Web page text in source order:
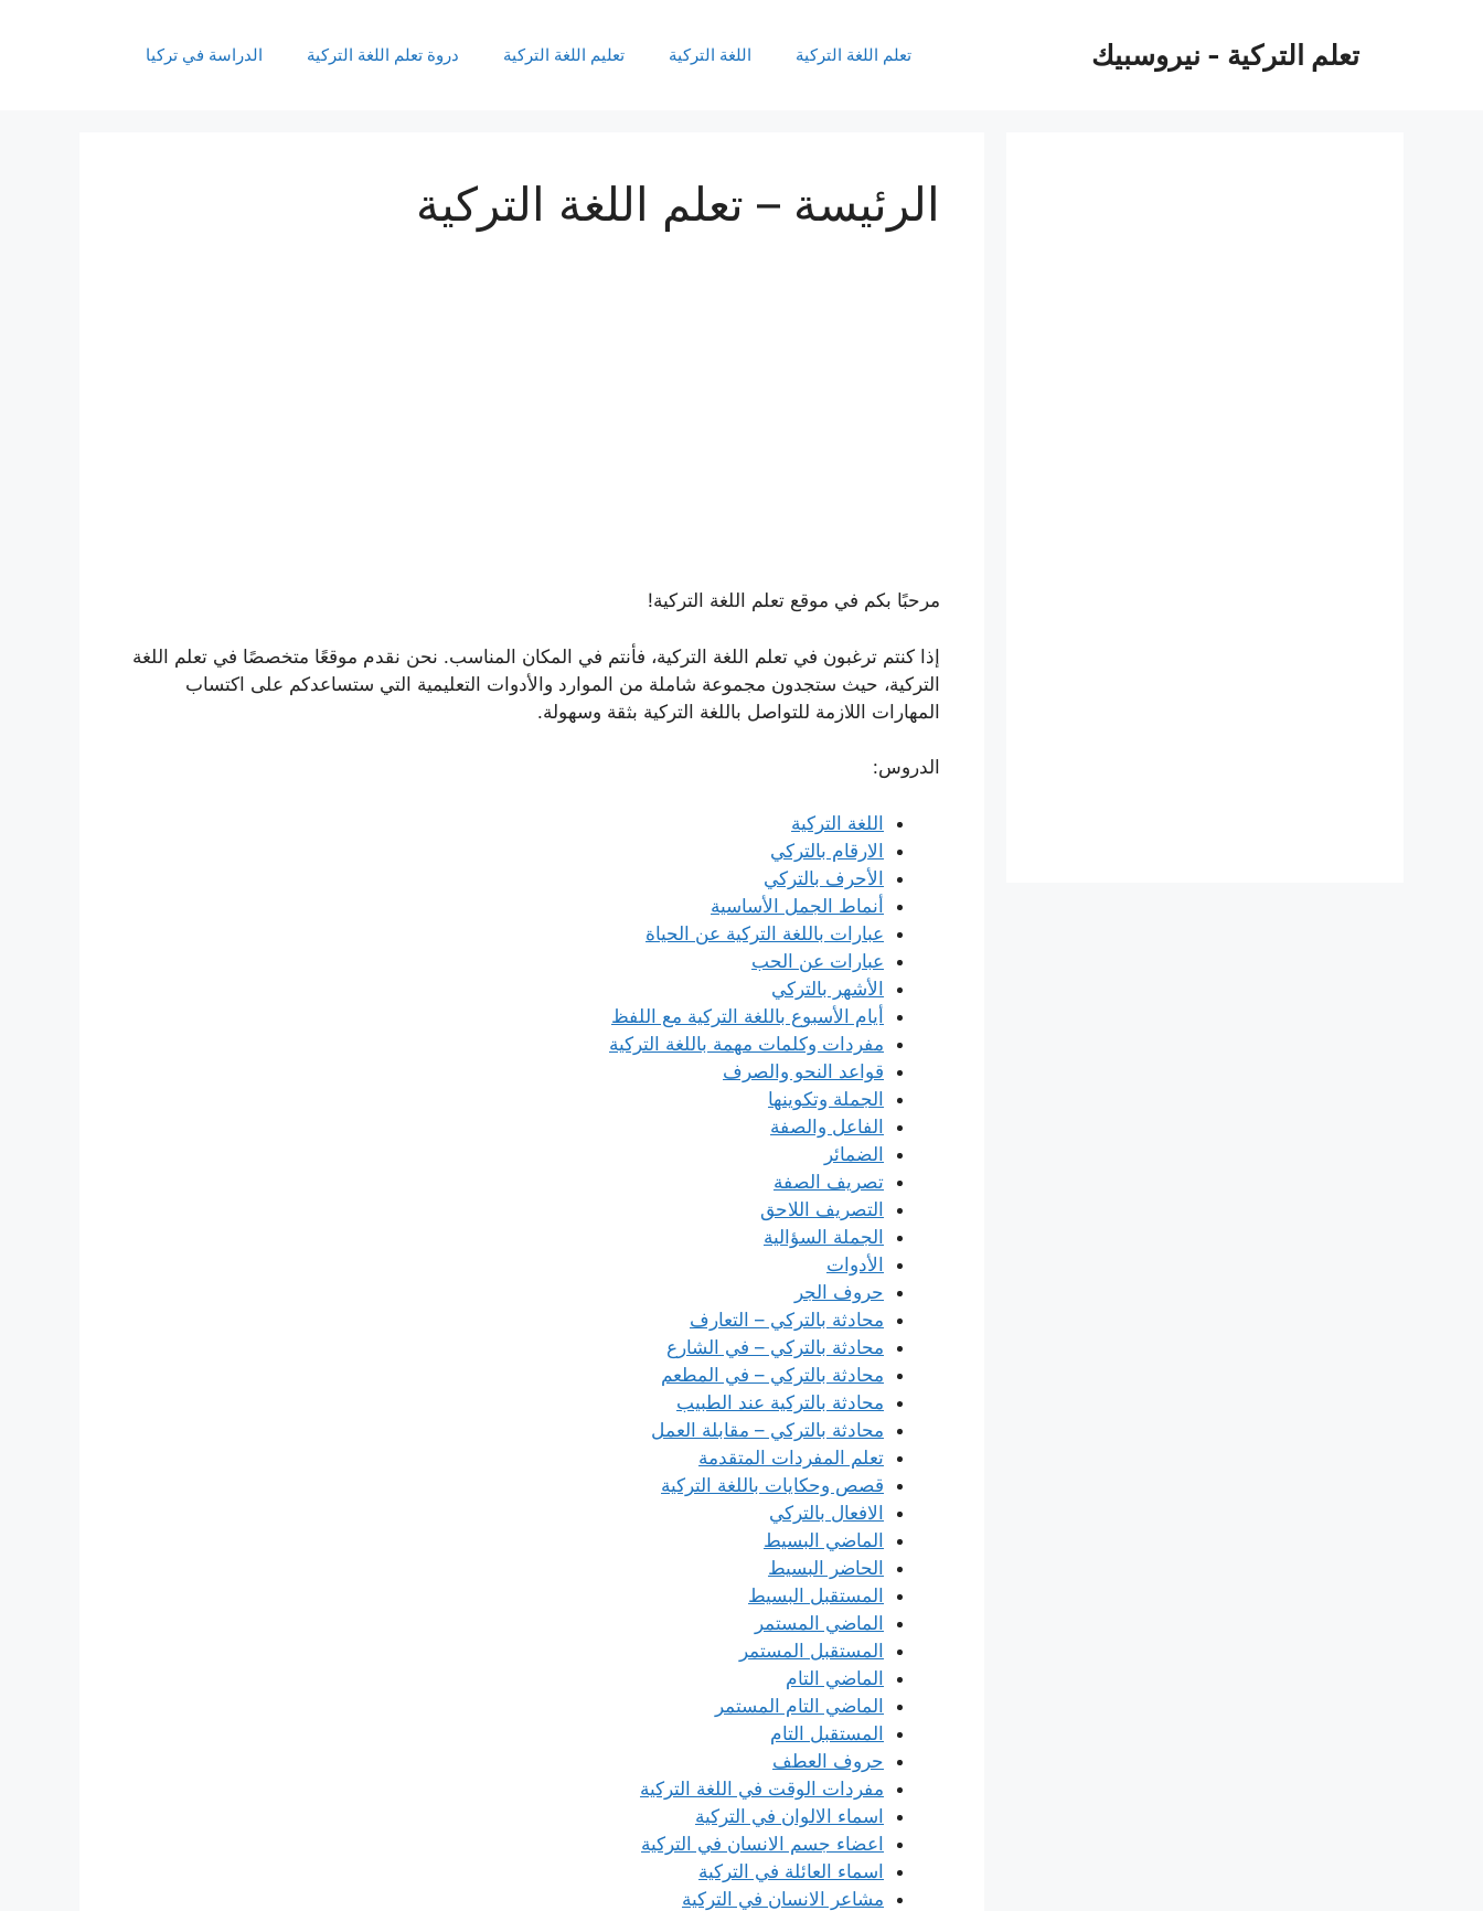
تعلم التركية - نيروسبيك تعلم اللغة التركية اللغة التركية تعليم اللغة التركية دروة تعلم اللغة التركية الدراسة في تركيا
الرئيسة – تعلم اللغة التركية
مرحبًا بكم في موقع تعلم اللغة التركية!
إذا كنتم ترغبون في تعلم اللغة التركية، فأنتم في المكان المناسب. نحن نقدم موقعًا متخصصًا في تعلم اللغة
التركية، حيث ستجدون مجموعة شاملة من الموارد والأدوات التعليمية التي ستساعدكم على اكتساب
المهارات اللازمة للتواصل باللغة التركية بثقة وسهولة.
الدروس:
اللغة التركية
الارقام بالتركي
الأحرف بالتركي
أنماط الجمل الأساسية
عبارات باللغة التركية عن الحياة
عبارات عن الحب
الأشهر بالتركي
أيام الأسبوع باللغة التركية مع اللفظ
مفردات وكلمات مهمة باللغة التركية
قواعد النحو والصرف
الجملة وتكوينها
الفاعل والصفة
الضمائر
تصريف الصفة
التصريف اللاحق
الجملة السؤالية
الأدوات
حروف الجر
محادثة بالتركي – التعارف
محادثة بالتركي – في الشارع
محادثة بالتركي – في المطعم
محادثة بالتركية عند الطبيب
محادثة بالتركي – مقابلة العمل
تعلم المفردات المتقدمة
قصص وحكايات باللغة التركية
الافعال بالتركي
الماضي البسيط
الحاضر البسيط
المستقبل البسيط
الماضي المستمر
المستقبل المستمر
الماضي التام
الماضي التام المستمر
المستقبل التام
حروف العطف
مفردات الوقت في اللغة التركية
اسماء الالوان في التركية
اعضاء جسم الانسان في التركية
اسماء العائلة في التركية
مشاعر الانسان في التركية